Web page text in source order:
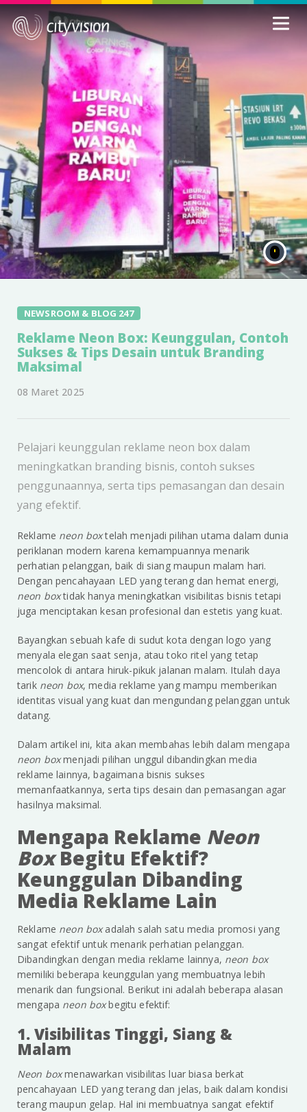
NEWSROOM & BLOG 247
Reklame Neon Box: Keunggulan, Contoh
Sukses & Tips Desain untuk Branding
Maksimal
08 Maret 2025
Pelajari keunggulan reklame neon box dalam
meningkatkan branding bisnis, contoh sukses
penggunaannya, serta tips pemasangan dan desain
yang efektif.
Reklame neon boxtelah menjadi pilihan utama dalam dunia
periklanan modern karena kemampuannya menarik
perhatian pelanggan, baik di siang maupun malam hari.
Dengan pencahayaan LED yang terang dan hemat energi,
neon boxtidak hanya meningkatkan visibilitas bisnis tetapi
juga menciptakan kesan profesional dan estetis yang kuat.
Bayangkan sebuah kafe di sudut kota dengan logo yang
menyala elegan saat senja, atau toko ritel yang tetap
mencolok di antara hiruk-pikuk jalanan malam. Itulah daya
tarik neon box, media reklame yang mampu memberikan
identitas visual yang kuat dan mengundang pelanggan untuk
datang.
Dalam artikel ini, kita akan membahas lebih dalam mengapa
neon boxmenjadi pilihan unggul dibandingkan media
reklame lainnya, bagaimana bisnis sukses
memanfaatkannya, serta tips desain dan pemasangan agar
hasilnya maksimal.
Mengapa Reklame Neon
BoxBegitu Efektif?
Keunggulan Dibanding
Media Reklame Lain
Reklame neon boxadalah salah satu media promosi yang
sangat efektif untuk menarik perhatian pelanggan.
Dibandingkan dengan media reklame lainnya, neon box
memiliki beberapa keunggulan yang membuatnya lebih
menarik dan fungsional. Berikut ini adalah beberapa alasan
mengapa neon boxbegitu efektif:
1. Visibilitas Tinggi, Siang &
Malam
Neon boxmenawarkan visibilitas luar biasa berkat
pencahayaan LED yang terang dan jelas, baik dalam kondisi
terang maupun gelap. Hal ini membuatnya sangat efektif